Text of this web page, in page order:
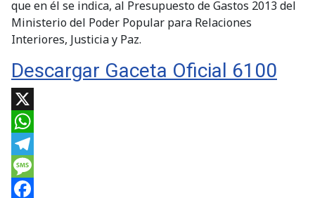
que en él se indica, al Presupuesto de Gastos 2013 del
Ministerio del Poder Popular para Relaciones
Interiores, Justicia y Paz.
Descargar Gaceta Oficial 6100
X
WhatsApp
Telegram
Message